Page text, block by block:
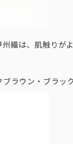
織は、肌触りが
ラウン・ブラッ